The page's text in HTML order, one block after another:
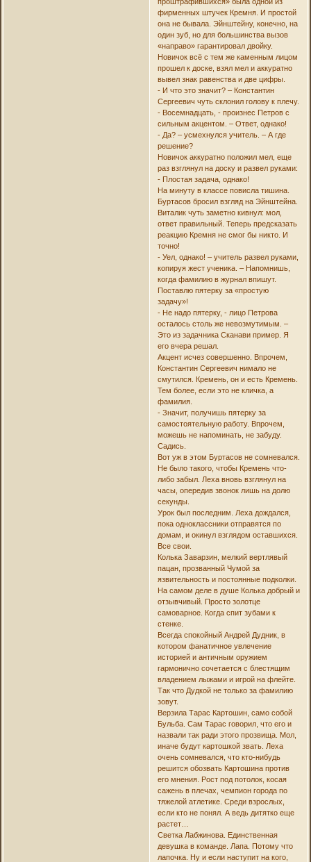
фирменных штучек Кремня. И простой
она не бывала. Эйнштейну, конечно, на
один зуб, но для большинства вызов
«направо» гарантировал двойку.
Новичок всё с тем же каменным лицом
прошел к доске, взял мел и аккуратно
вывел знак равенства и две цифры.
- И что это значит? – Константин
Сергеевич чуть склонил голову к плечу.
- Восемнадцать, - произнес Петров с
сильным акцентом. – Ответ, однако!
- Да? – усмехнулся учитель. – А где
решение?
Новичок аккуратно положил мел, еще
раз взглянул на доску и развел руками:
- Плостая задача, однако!
На минуту в классе повисла тишина.
Буртасов бросил взгляд на Эйнштейна.
Виталик чуть заметно кивнул: мол,
ответ правильный. Теперь предсказать
реакцию Кремня не смог бы никто. И
точно!
- Уел, однако! – учитель развел руками,
копируя жест ученика. – Напомнишь,
когда фамилию в журнал впишут.
Поставлю пятерку за «простую
задачу»!
- Не надо пятерку, - лицо Петрова
осталось столь же невозмутимым. –
Это из задачника Сканави пример. Я
его вчера решал.
Акцент исчез совершенно. Впрочем,
Константин Сергеевич нимало не
смутился. Кремень, он и есть Кремень.
Тем более, если это не кличка, а
фамилия.
- Значит, получишь пятерку за
самостоятельную работу. Впрочем,
можешь не напоминать, не забуду.
Садись.
Вот уж в этом Буртасов не сомневался.
Не было такого, чтобы Кремень что-
либо забыл. Леха вновь взглянул на
часы, опередив звонок лишь на долю
секунды.
Урок был последним. Леха дождался,
пока одноклассники отправятся по
домам, и окинул взглядом оставшихся.
Все свои.
Колька Заварзин, мелкий вертлявый
пацан, прозванный Чумой за
язвительность и постоянные подколки.
На самом деле в душе Колька добрый и
отзывчивый. Просто золотце
самоварное. Когда спит зубами к
стенке.
Всегда спокойный Андрей Дудник, в
котором фанатичное увлечение
историей и античным оружием
гармонично сочетается с блестящим
владением лыжами и игрой на флейте.
Так что Дудкой не только за фамилию
зовут.
Верзила Тарас Картошин, само собой
Бульба. Сам Тарас говорил, что его и
назвали так ради этого прозвища. Мол,
иначе будут картошкой звать. Леха
очень сомневался, что кто-нибудь
решится обозвать Картошина против
его мнения. Рост под потолок, косая
сажень в плечах, чемпион города по
тяжелой атлетике. Среди взрослых,
если кто не понял. А ведь дитятко еще
растет…
Светка Лабжинова. Единственная
девушка в команде. Лапа. Потому что
лапочка. Ну и если наступит на кого,